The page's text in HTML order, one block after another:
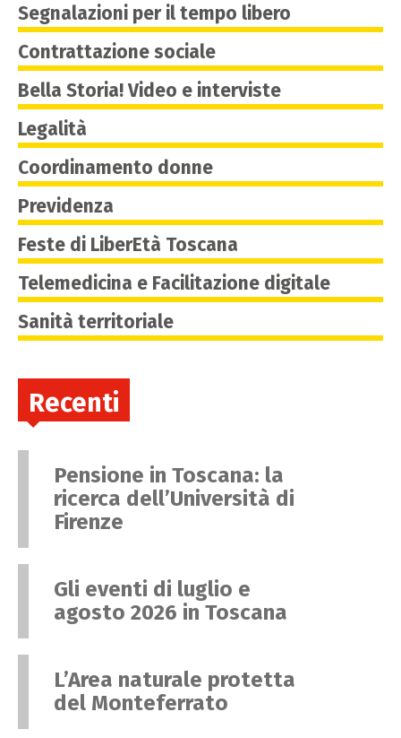
Segnalazioni per il tempo libero
Contrattazione sociale
Bella Storia! Video e interviste
Legalità
Coordinamento donne
Previdenza
Feste di LiberEtà Toscana
Telemedicina e Facilitazione digitale
Sanità territoriale
Recenti
Pensione in Toscana: la
ricerca dell’Università di
Firenze
Gli eventi di luglio e
agosto 2026 in Toscana
L’Area naturale protetta
del Monteferrato